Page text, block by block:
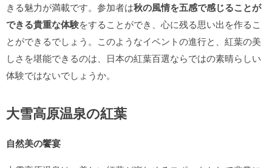
きる魅力が満載です。参加者は秋の風情を五感で感じることが
できる貴重な体験をすることができ、心に残る思い出を作るこ
とができるでしょう。このようなイベントの進行と、紅葉の美
しさを堪能できるのは、日本の紅葉百選ならではの素晴らしい
体験ではないでしょうか。
大雪高原温泉の紅葉
自然美の饗宴